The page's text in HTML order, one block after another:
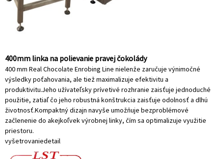
400mm linka na polievanie pravej čokolády
400 mm Real Chocolate Enrobing Line nielenže zaručuje výnimočné
výsledky poťahovania, ale tiež maximalizuje efektivitu a
produktivitu.Jeho užívateľsky prívetivé rozhranie zaisťuje jednoduché
použitie, zatiaľ čo jeho robustná konštrukcia zaisťuje odolnosť a dlhú
životnosť.Kompaktný dizajn navyše umožňuje bezproblémové
začlenenie do akejkoľvek výrobnej linky, čím sa optimalizuje využitie
priestoru.
vyšetrovaniedetail